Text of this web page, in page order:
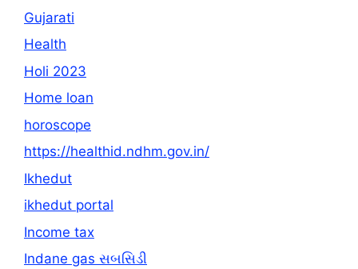
Gujarati
Health
Holi 2023
Home loan
horoscope
https://healthid.ndhm.gov.in/
Ikhedut
ikhedut portal
Income tax
Indane gas સબસિડી